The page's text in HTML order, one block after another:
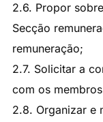
2.6. Propor
Secção
remuneração;
2.7. Solicitar a
com os
2.8. Organizar e